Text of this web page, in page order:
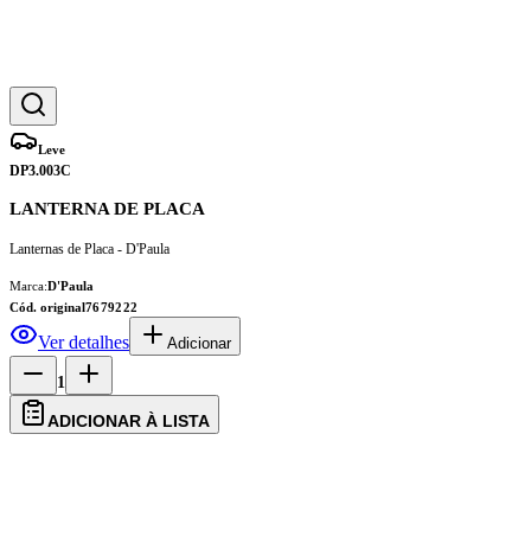
Leve
DP3.003C
LANTERNA DE PLACA
Lanternas de Placa - D'Paula
Marca:D'Paula
Cód. original7679222
Ver detalhes Adicionar
1
ADICIONAR À LISTA